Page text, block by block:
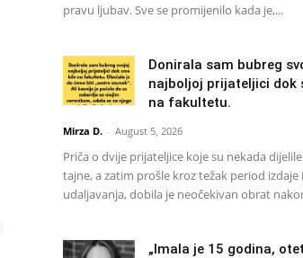
pravu ljubav. Sve se promijenilo kada je,...
Donirala sam bubreg
najboljoj prijateljici dok
na fakultetu.
Mirza D. - August 5, 2026
Priča o dvije prijateljice koje su nekada
tajne, a zatim prošle kroz težak period izdaje i
udaljavanja, dobila je neočekivan obrat
„Imala je 15 godina,